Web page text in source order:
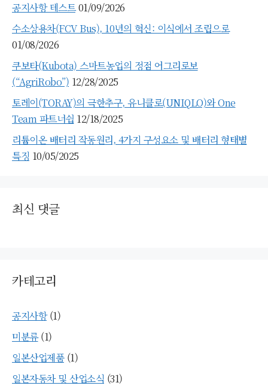
공지사항 테스트 01/09/2026
수소상용차(FCV Bus), 10년의 혁신: 이식에서 조립으로
01/08/2026
쿠보타(Kubota) 스마트농업의 정점 어그리로보
(“AgriRobo”) 12/28/2025
토레이(TORAY)의 극한추구, 유니클로(UNIQLO)와 One
Team 파트너쉽 12/18/2025
리튬이온 배터리 작동원리, 4가지 구성요소 및 배터리 형태별
특징 10/05/2025
최신 댓글
카테고리
공지사항(1)
미분류(1)
일본산업제품(1)
일본자동차 및 산업소식 (31)